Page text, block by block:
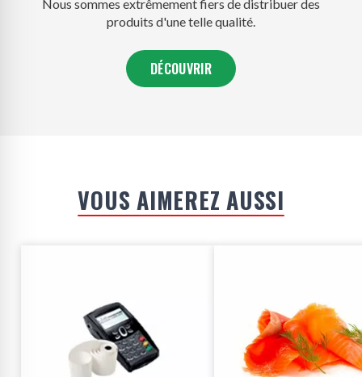
Nous sommes extrêmement fiers de distribuer des
produits d'une telle qualité.
DÉCOUVRIR
VOUS AIMEREZ AUSSI